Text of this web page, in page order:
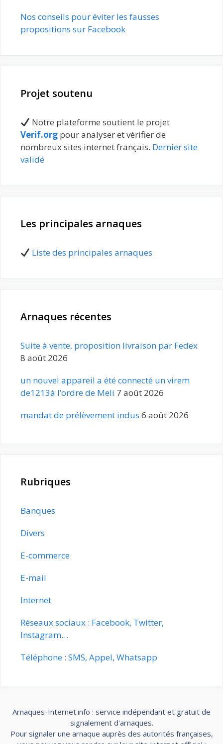
Nos conseils pour éviter les fausses
propositions sur Facebook
Projet soutenu
Notre plateforme soutient le projet
Verif.org pour analyser et vérifier de
nombreux sites internet français. Dernier site
validé
Les principales arnaques
Liste des principales arnaques
Arnaques récentes
Suite à vente, proposition livraison par Fedex
8 août 2026
un nouvel appareil a été connecté un virem
de1213à l’ordre de Meli 7 août 2026
mandat de prélèvement indus 6 août 2026
Rubriques
Banques
Divers
E-commerce
E-mail
Internet
Réseaux sociaux : Facebook, Twitter,
Instagram…
Téléphone : SMS, Appel, Whatsapp
Arnaques-Internet.info : service indépendant et gratuit de
signalement d'arnaques.
Pour signaler une arnaque auprès des autorités françaises,